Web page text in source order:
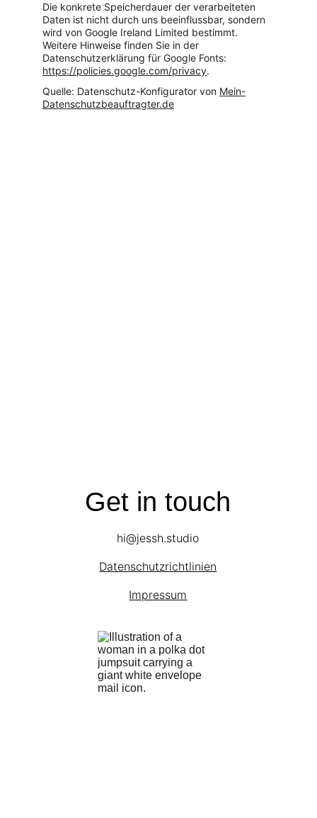
Die konkrete Speicherdauer der verarbeiteten
Daten ist nicht durch uns beeinflussbar, sondern
wird von Google Ireland Limited bestimmt.
Weitere Hinweise finden Sie in der
Datenschutzerklärung für Google Fonts:
https://policies.google.com/privacy.
Quelle: Datenschutz-Konfigurator von Mein-
Datenschutzbeauftragter.de
Get in touch
hi@jessh.studio
Datenschutzrichtlinien
Impressum